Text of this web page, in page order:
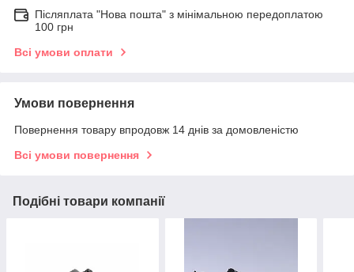
Післяплата "Нова пошта" з мінімальною передоплатою
100 грн
Всі умови оплати
Умови повернення
Повернення товару впродовж 14 днів за домовленістю
Всі умови повернення
Подібні товари компанії